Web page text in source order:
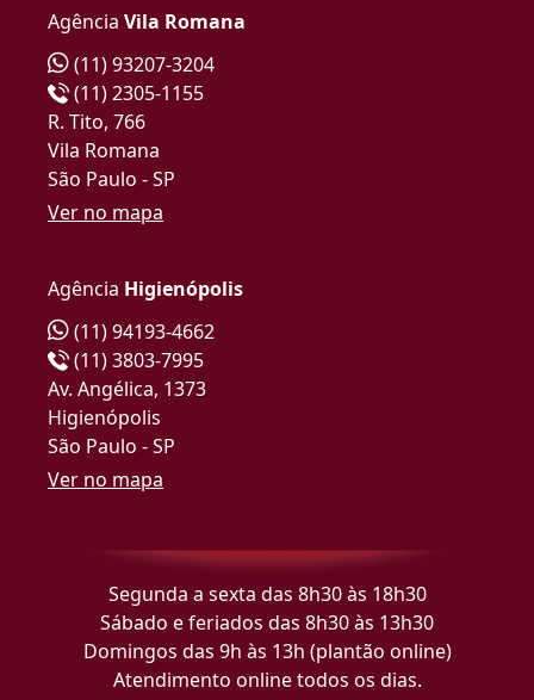
Agência Vila Romana
(11) 93207-3204
(11) 2305-1155
R. Tito, 766
Vila Romana
São Paulo - SP
Ver no mapa
Agência Higienópolis
(11) 94193-4662
(11) 3803-7995
Av. Angélica, 1373
Higienópolis
São Paulo - SP
Ver no mapa
Segunda a sexta das 8h30 às 18h30
Sábado e feriados das 8h30 às 13h30
Domingos das 9h às 13h (plantão online)
Atendimento online todos os dias.